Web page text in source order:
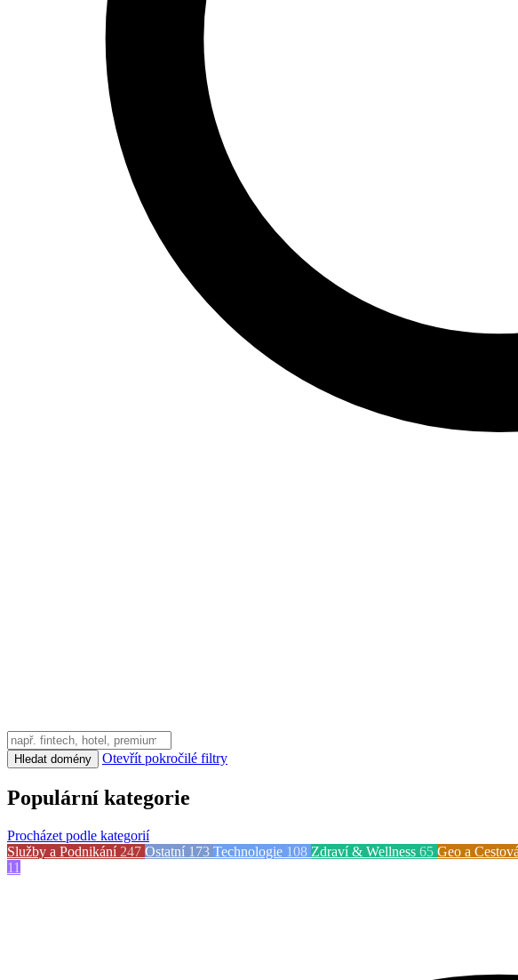
Hledat domény Otevřít pokročilé filtry
Populární kategorie
Procházet podle kategorií
Služby a Podnikání 247 Ostatní 173 Technologie 108 Zdraví & Wellness 65 Geo a
11